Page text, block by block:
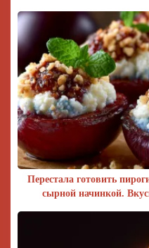
Перестала готовить
сырной начинкой.